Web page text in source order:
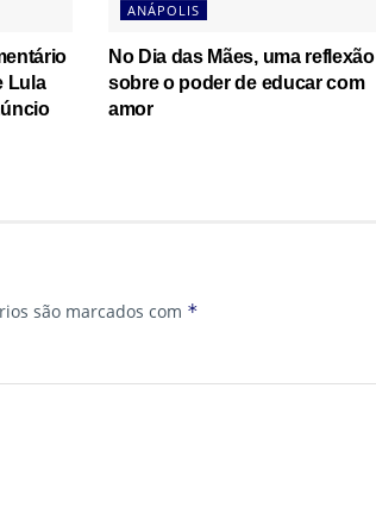
Lula
ANÁPOLIS
No Dia das Mães, uma reflexão
sobre o poder de educar com
amor
são marcados com *